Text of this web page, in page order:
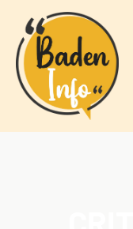
Inhalt
springen